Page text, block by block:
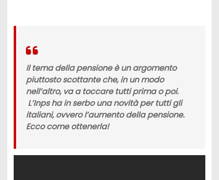
Iltema della pensioneè un argomento
piuttosto scottante che, in un modo
nell’altro, va a toccare tutti prima o poi.
L’Inpsha in serbo una novità per tutti gli
italiani, ovvero l’aumento della pensione.
Ecco come ottenerla!